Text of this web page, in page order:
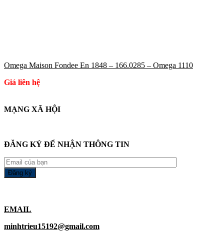
Omega Maison Fondee En 1848 – 166.0285 – Omega 1110
Giá liên hệ
MẠNG XÃ HỘI
ĐĂNG KÝ ĐỂ NHẬN THÔNG TIN
EMAIL
minhtrieu15192@gmail.com